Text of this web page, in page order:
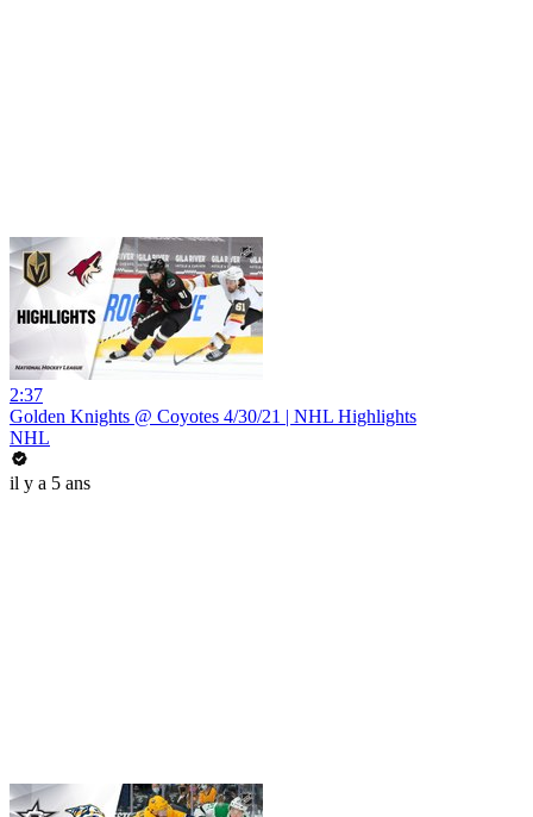
2:37
Golden Knights @ Coyotes 4/30/21 | NHL Highlights
NHL
il y a 5 ans